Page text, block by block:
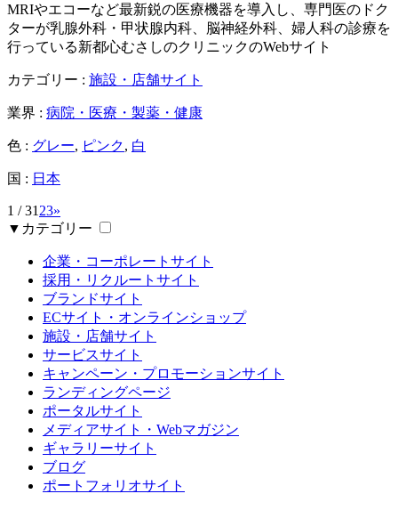
MRIやエコーなど最新鋭の医療機器を導入し、専門医のドク
ターが乳腺外科・甲状腺内科、脳神経外科、婦人科の診療を
行っている新都心むさしのクリニックのWebサイト
カテゴリー : 施設・店舗サイト
業界 : 病院・医療・製薬・健康
色 : グレー, ピンク, 白
国 : 日本
1 / 31 23»
▼カテゴリー
企業・コーポレートサイト
採用・リクルートサイト
ブランドサイト
ECサイト・オンラインショップ
施設・店舗サイト
サービスサイト
キャンペーン・プロモーションサイト
ランディングページ
ポータルサイト
メディアサイト・Webマガジン
ギャラリーサイト
ブログ
ポートフォリオサイト